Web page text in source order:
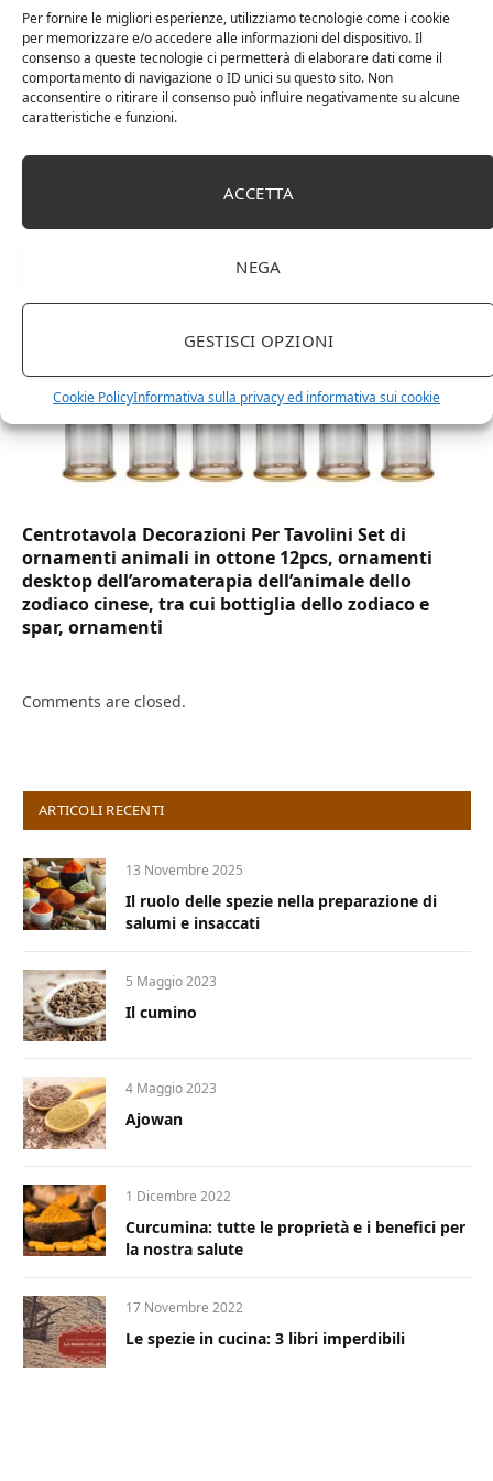
Per fornire le migliori esperienze, utilizziamo tecnologie come i cookie
per memorizzare e/o accedere alle informazioni del dispositivo. Il
consenso a queste tecnologie ci permetterà di elaborare dati come il
comportamento di navigazione o ID unici su questo sito. Non
acconsentire o ritirare il consenso può influire negativamente su alcune
caratteristiche e funzioni.
ACCETTA
NEGA
GESTISCI OPZIONI
Cookie PolicyInformativa sulla privacy ed informativa sui cookie
DOT Horeca Solutions 1000 Bicchieri PET
usa e getta bicchiere riciclabili per acqua bevande
birra cocktail drink
Centrotavola Decorazioni Per Tavolini Set di
ornamenti animali in ottone 12pcs, ornamenti
desktop dell’aromaterapia dell’animale dello
zodiaco cinese, tra cui bottiglia dello zodiaco e
spar, ornamenti
Comments are closed.
ARTICOLI RECENTI
13 Novembre 2025
Il ruolo delle spezie nella preparazione di
salumi e insaccati
5 Maggio 2023
Il cumino
4 Maggio 2023
Ajowan
1 Dicembre 2022
Curcumina: tutte le proprietà e i benefici per
la nostra salute
17 Novembre 2022
Le spezie in cucina: 3 libri imperdibili